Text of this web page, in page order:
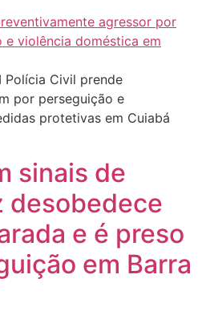
Polícia Civil prende
por perseguição e
protetivas em Cuiabá
sinais de
desobedece
e é preso
em Barra